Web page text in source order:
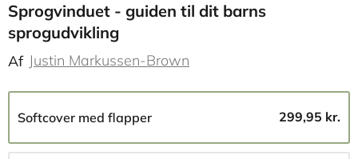
Sprogvinduet - guiden til dit barns
sprogudvikling
Af Justin Markussen-Brown
Softcover med flapper 299,95 kr.